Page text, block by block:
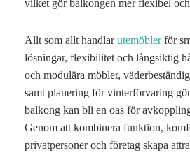
vilket gör balkongen mer flexibel
Allt som allt handlarutemöblerför
lösningar, flexibilitet och långsiktig
och modulära möbler,
samt planering för vinterförvaring
balkong kan bli en oas för
Genom att kombinera funktion,
privatpersoner och företag skapa